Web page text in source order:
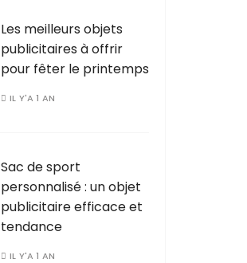
Les meilleurs objets
publicitaires à offrir
pour fêter le printemps
IL Y'A 1 AN
Sac de sport
personnalisé : un objet
publicitaire efficace et
tendance
IL Y'A 1 AN